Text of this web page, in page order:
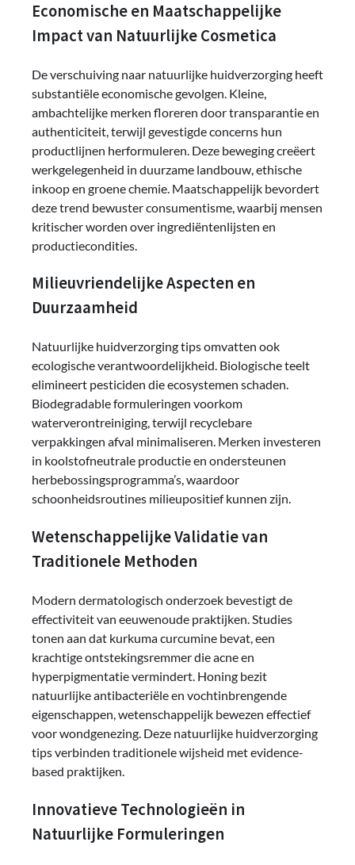
Economische en Maatschappelijke
Impact van Natuurlijke Cosmetica
De verschuiving naar natuurlijke huidverzorging heeft
substantiële economische gevolgen. Kleine,
ambachtelijke merken floreren door transparantie en
authenticiteit, terwijl gevestigde concerns hun
productlijnen herformuleren. Deze beweging creëert
werkgelegenheid in duurzame landbouw, ethische
inkoop en groene chemie. Maatschappelijk bevordert
deze trend bewuster consumentisme, waarbij mensen
kritischer worden over ingrediëntenlijsten en
productiecondities.
Milieuvriendelijke Aspecten en
Duurzaamheid
Natuurlijke huidverzorging tips omvatten ook
ecologische verantwoordelijkheid. Biologische teelt
elimineert pesticiden die ecosystemen schaden.
Biodegradable formuleringen voorkom
waterverontreiniging, terwijl recyclebare
verpakkingen afval minimaliseren. Merken investeren
in koolstofneutrale productie en ondersteunen
herbebossingsprogramma’s, waardoor
schoonheidsroutines milieupositief kunnen zijn.
Wetenschappelijke Validatie van
Traditionele Methoden
Modern dermatologisch onderzoek bevestigt de
effectiviteit van eeuwenoude praktijken. Studies
tonen aan dat kurkuma curcumine bevat, een
krachtige ontstekingsremmer die acne en
hyperpigmentatie vermindert. Honing bezit
natuurlijke antibacteriële en vochtinbrengende
eigenschappen, wetenschappelijk bewezen effectief
voor wondgenezing. Deze natuurlijke huidverzorging
tips verbinden traditionele wijsheid met evidence-
based praktijken.
Innovatieve Technologieën in
Natuurlijke Formuleringen